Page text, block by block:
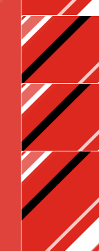
€26.50
€15.90